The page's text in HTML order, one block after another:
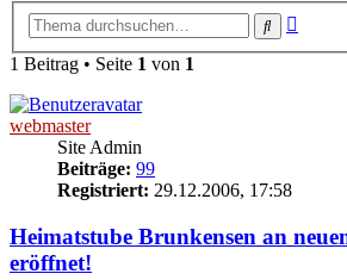
Suche
1 Beitrag • Seite 1 von 1
webmaster
Site Admin
Beiträge: 99
Registriert: 29.12.2006, 17:58
Heimatstube Brunkensen an
eröffnet!